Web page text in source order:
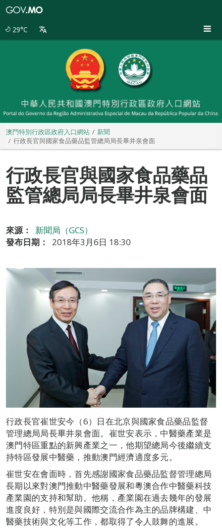
29°C
澳門特別行政區政府入口網站
新聞
行政長官與國家食品藥品監管總局局長畢井泉會面
行政長官與國家食品藥品
監管總局局長畢井泉會面
來源：
新聞局（GCS）
發布日期：
2018年3月6日 18:30
行政長官崔世安今（6）日在北京與國家食品藥品監督
管理總局局長畢井泉會面。崔世安表示，中醫藥產業是
澳門特區重點的新興產業之一，他期望總局今後繼續支
持特區發展中醫藥，推動澳門經濟適度多元。
崔世安在會面時，首先感謝國家食品藥品監督管理總局
長期以來對澳門推動中醫藥發展和粵澳合作中醫藥科技
產業園的支持和幫助。他稱，產業園在過去幾年的發展
進度良好，特別是與國際交流合作為主的品牌構建、中
醫藥技術與文化等工作，都取得了令人鼓舞的進展。